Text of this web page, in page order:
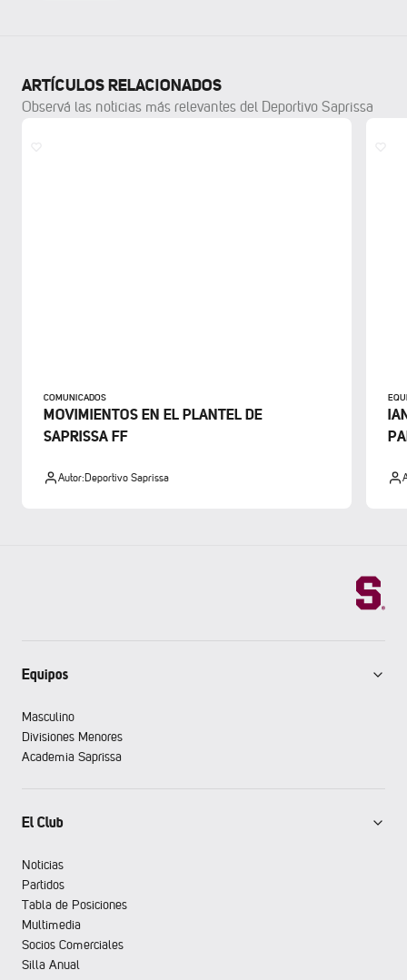
ARTÍCULOS RELACIONADOS
Observá las noticias más relevantes del Deportivo Saprissa
COMUNICADOS
MOVIMIENTOS EN EL PLANTEL DE
SAPRISSA FF
Autor:Deportivo Saprissa
Equipos
Masculino
Divisiones Menores
Academia Saprissa
El Club
Noticias
Partidos
Tabla de Posiciones
Multimedia
Socios Comerciales
Silla Anual